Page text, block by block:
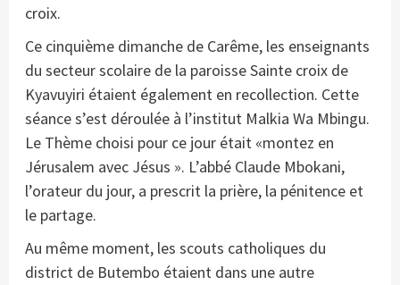
croix.
Ce cinquième dimanche de Carême, les enseignants
du secteur scolaire de la paroisse Sainte croix de
Kyavuyiri étaient également en recollection. Cette
séance s’est déroulée à l’institut Malkia Wa Mbingu.
Le Thème choisi pour ce jour était «montez en
Jérusalem avec Jésus ». L’abbé Claude Mbokani,
l’orateur du jour, a prescrit la prière, la pénitence et
le partage.
Au même moment, les scouts catholiques du
district de Butembo étaient dans une autre